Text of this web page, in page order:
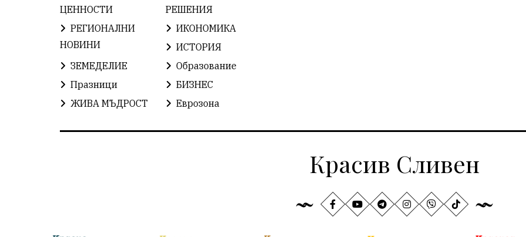
ЦЕННОСТИ
РЕШЕНИЯ
РЕГИОНАЛНИ
НОВИНИ
ИКОНОМИКА
ИСТОРИЯ
ЗЕМЕДЕЛИЕ
Образование
Празници
БИЗНЕС
ЖИВА МЪДРОСТ
Еврозона
Красив Сливен